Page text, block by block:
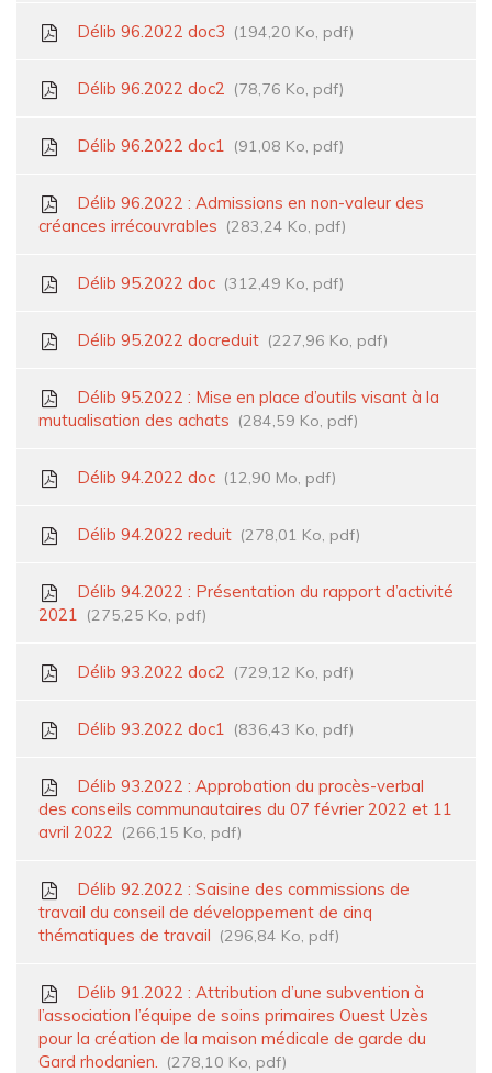
Délib 96.2022 doc3 194,20 Ko, pdf
Délib 96.2022 doc2 78,76 Ko, pdf
Délib 96.2022 doc1 91,08 Ko, pdf
Délib 96.2022 : Admissions en non-valeur des
créances irrécouvrables
283,24 Ko, pdf
Délib 95.2022 doc 312,49 Ko, pdf
Délib 95.2022 docreduit 227,96 Ko, pdf
Délib 95.2022 : Mise en place d’outils visant à la
mutualisation des achats
284,59 Ko, pdf
Délib 94.2022 doc 12,90 Mo, pdf
Délib 94.2022 reduit 278,01 Ko, pdf
Délib 94.2022 : Présentation du rapport d’activité
2021
275,25 Ko, pdf
Délib 93.2022 doc2 729,12 Ko, pdf
Délib 93.2022 doc1 836,43 Ko, pdf
Délib 93.2022 : Approbation du procès-verbal
des conseils communautaires du 07 février 2022 et 11
avril 2022
266,15 Ko, pdf
Délib 92.2022 : Saisine des commissions de
travail du conseil de développement de cinq
thématiques de travail
296,84 Ko, pdf
Délib 91.2022 : Attribution d’une subvention à
l’association l’équipe de soins primaires Ouest Uzès
pour la création de la maison médicale de garde du
Gard rhodanien.
278,10 Ko, pdf